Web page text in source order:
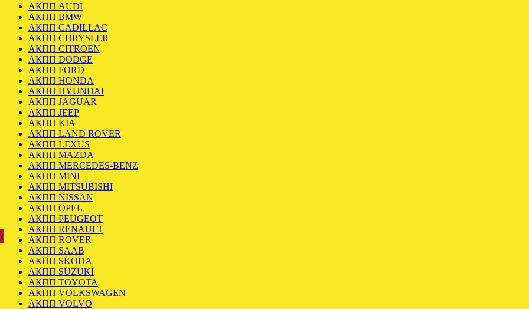
АКПП AUDI
АКПП BMW
АКПП CADILLAC
АКПП CHRYSLER
АКПП CITROEN
АКПП DODGE
АКПП FORD
АКПП HONDA
АКПП HYUNDAI
АКПП JAGUAR
АКПП JEEP
АКПП KIA
АКПП LAND ROVER
АКПП LEXUS
АКПП MAZDA
АКПП MERCEDES-BENZ
АКПП MINI
АКПП MITSUBISHI
АКПП NISSAN
АКПП OPEL
АКПП PEUGEOT
АКПП RENAULT
АКПП ROVER
АКПП SAAB
АКПП SKODA
АКПП SUZUKI
АКПП TOYOTA
АКПП VOLKSWAGEN
АКПП VOLVO
‹